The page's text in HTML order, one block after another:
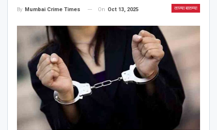
ताज्या बातम्या
By Mumbai Crime Times On Oct 13, 2025